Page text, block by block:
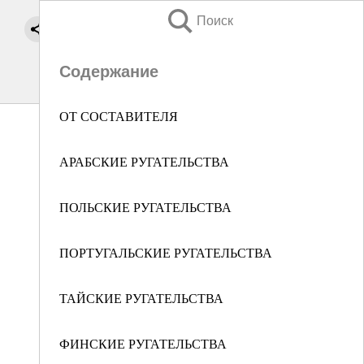
Поиск
Содержание
ОТ СОСТАВИТЕЛЯ
АРАБСКИЕ РУГАТЕЛЬСТВА
ПОЛЬСКИЕ РУГАТЕЛЬСТВА
ПОРТУГАЛЬСКИЕ РУГАТЕЛЬСТВА
ТАЙСКИЕ РУГАТЕЛЬСТВА
ФИНСКИЕ РУГАТЕЛЬСТВА